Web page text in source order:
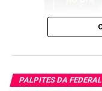
Palpite do
de hoje –
Sem mais delongas
Google.
PALPITES DA FEDERAL